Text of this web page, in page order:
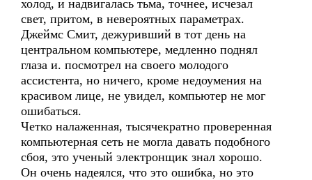
холод, и надвигалась тьма, точнее, исчезал
свет, притом, в невероятных параметрах.
Джеймс Смит, дежуривший в тот день на
центральном компьютере, медленно поднял
глаза и. посмотрел на своего молодого
ассистента, но ничего, кроме недоумения на
красивом лице, не увидел, компьютер не мог
ошибаться.
Четко налаженная, тысячекратно проверенная
компьютерная сеть не могла давать подобного
сбоя, это ученый электронщик знал хорошо.
Он очень надеялся, что это ошибка, но это